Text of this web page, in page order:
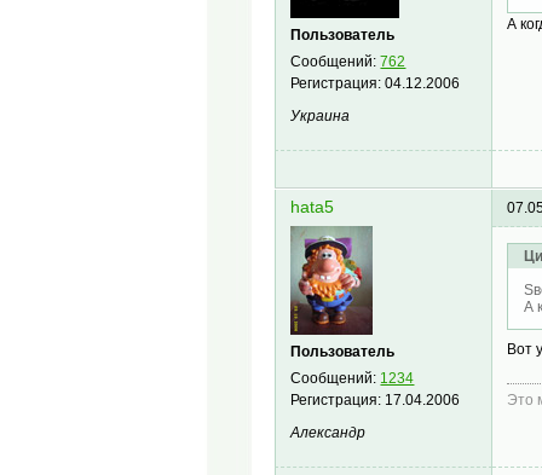
Пользователь
Сообщений:762
Регистрация:04.12.2006
Украина
А
hata5
Пользователь
Сообщений: 1234
Регистрация: 17.04.2006
Александр
А
Вот
Это